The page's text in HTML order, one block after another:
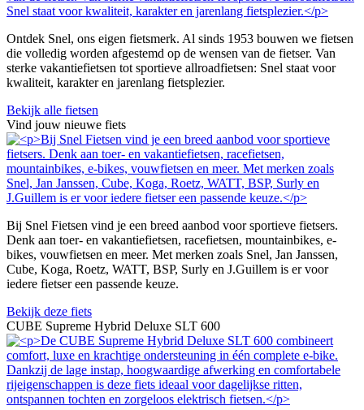
Ontdek Snel, ons eigen fietsmerk. Al sinds 1953 bouwen we fietsen
die volledig worden afgestemd op de wensen van de fietser. Van
sterke vakantiefietsen tot sportieve allroadfietsen: Snel staat voor
kwaliteit, karakter en jarenlang fietsplezier.
Bekijk alle fietsen
Vind jouw nieuwe fiets
Bij Snel Fietsen vind je een breed aanbod voor sportieve fietsers.
Denk aan toer- en vakantiefietsen, racefietsen, mountainbikes, e-
bikes, vouwfietsen en meer. Met merken zoals Snel, Jan Janssen,
Cube, Koga, Roetz, WATT, BSP, Surly en J.Guillem is er voor
iedere fietser een passende keuze.
Bekijk deze fiets
CUBE Supreme Hybrid Deluxe SLT 600